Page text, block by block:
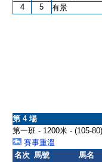
4
5 有景
第 4 場
第一班 - 1200米 - (105-
賽事重溫
名次 馬號 馬名